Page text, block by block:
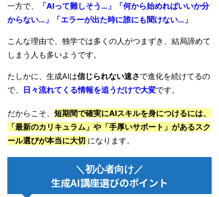
一方で、
「AIって難しそう…」「何から始めればいいか分
からない…」「エラーが出た時に誰にも聞けない…」
こんな理由で、独学では多くの人がつまずき、結局諦めて
しまう人も多いようです。
たしかに、生成AIは信じられない速さで進化を続けてるの
で、 日々流れてくる情報を追うだけで大変です。
だからこそ、 短期間で確実にAIスキルを身につけるには、
「最新のカリキュラム」や「手厚いサポート」があるスク
ール選びが本当に大切 になります。
＼初心者向け／
生成AI講座選びのポイント